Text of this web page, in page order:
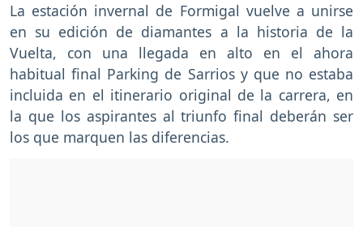
La estación invernal de Formigal vuelve a unirse
en su edición de diamantes a la historia de la
Vuelta, con una llegada en alto en el ahora
habitual final Parking de Sarrios y que no estaba
incluida en el itinerario original de la carrera, en
la que los aspirantes al triunfo final deberán ser
los que marquen las diferencias.